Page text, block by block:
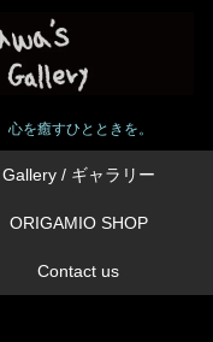
を癒すひとときを。
Gallery / ギャラリー
ORIGAMIO SHOP
Contact us